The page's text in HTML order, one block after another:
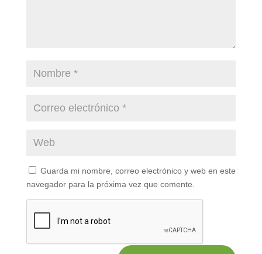
Guarda mi nombre, correo electrónico y web en este
navegador para la próxima vez que comente.